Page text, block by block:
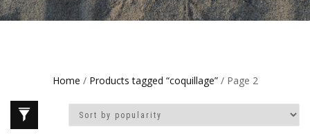
Home / Products tagged “coquillage”/ Page 2